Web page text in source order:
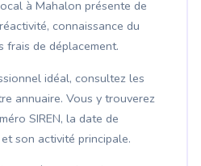
à Mahalon présente de
connaissance du
frais de déplacement.
idéal, consultez les
annuaire. Vous y trouverez
SIREN, la date de
son activité principale.